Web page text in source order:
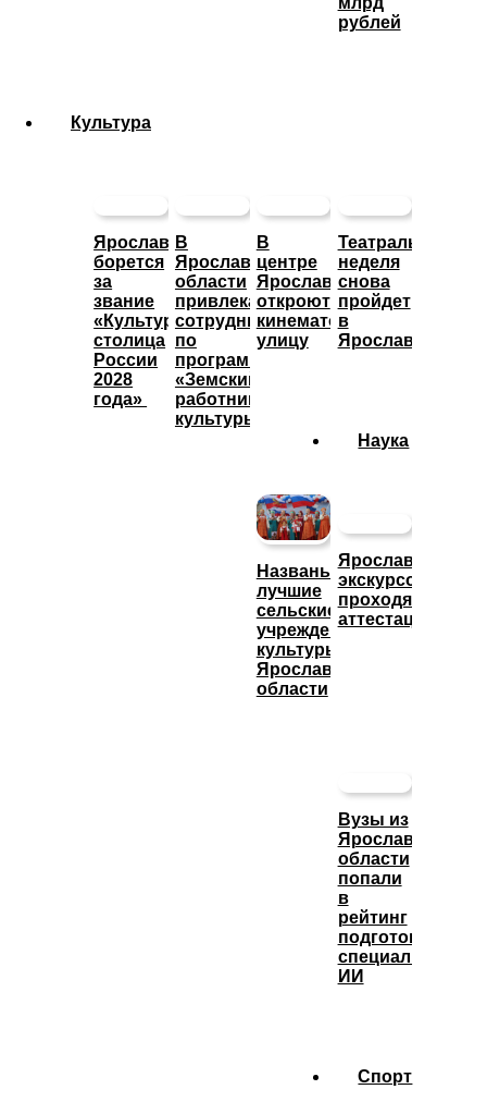
рублей
Культура
Ярославль
борется
за
звание
«Культурная
столица
России
2028
года»
В
Ярославской
области
привлекают
сотрудников
по
программе
«Земский
работник
культуры»
В
центре
Ярославле
откроют
кинематографическую
улицу
Театральная
неделя
снова
пройдет
в
Ярославле
Названы
лучшие
сельские
учреждения
культуры
Ярославской
области
Наука
Ярославские
экскурсоводы
проходят
аттестацию
Вузы из
Ярославской
области
попали
в
рейтинг
подготовки
специалистов
ИИ
Спорт